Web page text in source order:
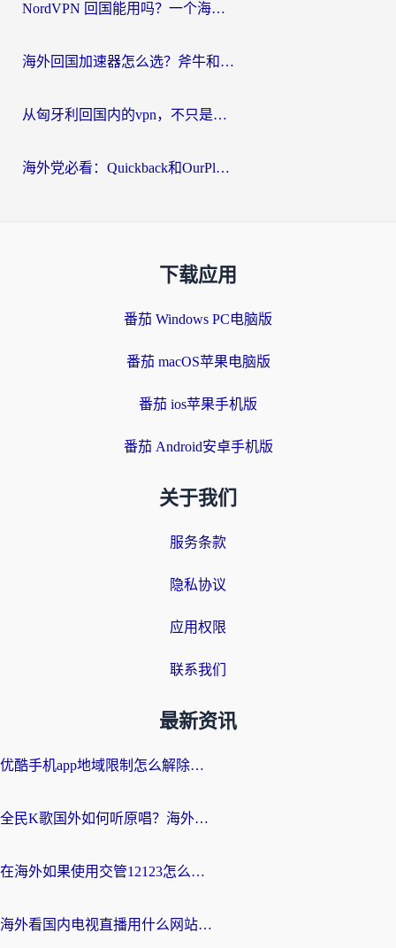
NordVPN 回国能用吗？一个海外用户必须面对的真实困境
海外回国加速器怎么选？斧牛和海龟哪个好？一篇帮你避开坑的实用指南
从匈牙利回国内的vpn，不只是为了刷剧那么简单
海外党必看：Quickback和OurPlay好用吗？3分钟选对回国加速器，无缝刷剧玩游戏
下载应用
番茄 Windows PC电脑版
番茄 macOS苹果电脑版
番茄 ios苹果手机版
番茄 Android安卓手机版
关于我们
服务条款
隐私协议
应用权限
联系我们
最新资讯
优酷手机app地域限制怎么解除？海外党亲测有效的追剧方案
全民K歌国外如何听原唱？海外党亲测有效的回国加速器选择指南
在海外如果使用交管12123怎么处理？留学生亲测有效的回国加速方案
海外看国内电视直播用什么网站比较好？一篇解决你所有追剧难题的实用指南